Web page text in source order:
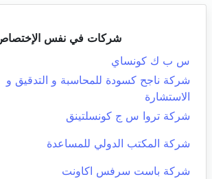
شركات في نفس
س ب ك كونساي
شركة ناجح كسودة للمحاسبة و التدقيق و
الاستشارة
شركة تروا س ج كونسلتينق
شركة المكتب الدولي للمساعدة
شركة باست سرفس اكاونت